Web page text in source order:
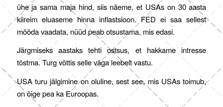
ühe ja sama maja hind, siis näeme, et USAs on 30 aasta
kiireim eluaseme hinna inflastsioon. FED ei saa sellest
mööda vaadata, nüüd peab otsustama, mis edasi.
Järgmiseks aastaks tehti ostsus, et hakkame intresse
tõstma. Turg võttis selle väga leebelt vastu.
USA turu jälgimine on oluline, sest see, mis USAs toimub,
on õige pea ka Euroopas.